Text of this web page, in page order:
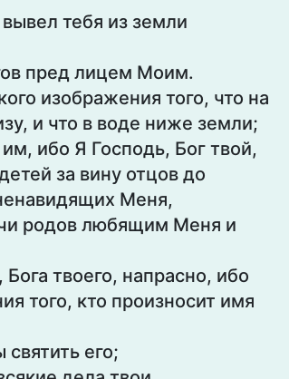
тебя из земли
пред лицем Моим.
изображения того, что на
и что в воде ниже земли;
ибо Я Господь, Бог твой,
за вину отцов до
Меня,
родов любящим Меня и
твоего, напрасно, ибо
того, кто произносит имя
его;